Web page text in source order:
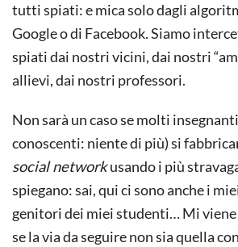
tutti spiati: e mica solo dagli
Google o di Facebook. Siamo
spiati dai nostri vicini, dai nostri
allievi, dai nostri professori.
Non sarà un caso se molti
conoscenti: niente di più) si
social networkusando i più
spiegano: sai, qui ci sono anche i
genitori dei miei studenti… Mi
se la via da seguire non sia quella